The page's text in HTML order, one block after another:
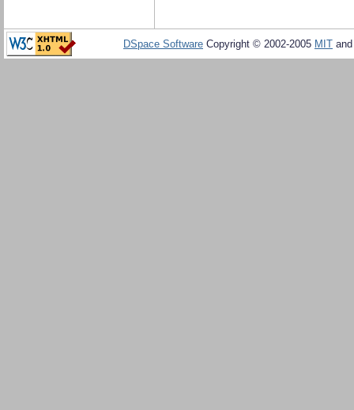
DSpace Software Copyright © 2002-2005 MIT